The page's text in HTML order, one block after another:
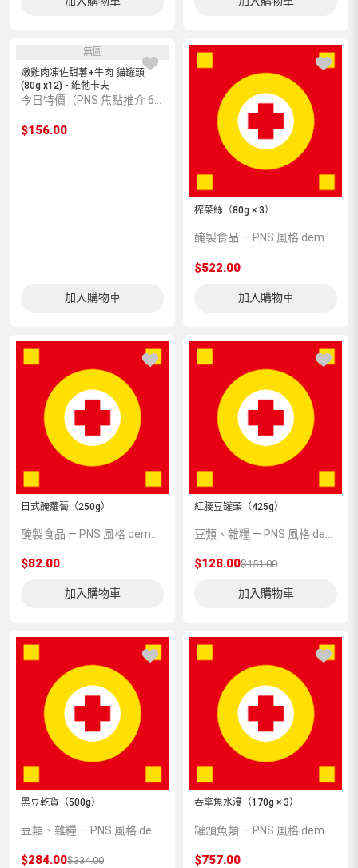
無圖
嫩雞肉凍佐甜薯+牛肉 貓罐頭
(80g x12) - 維牠卡夫
今日特價（PNS 焦點推介 6600004670）
$156.00
加入購物車
榨菜絲（80g × 3）
醃製食品 — PNS 風格 demo 占位商品，方便首頁與分類頁版位演示，上線前由業務替換為真實 SKU。
$522.00
加入購物車
日式醃蘿蔔（250g）
$82.00
加入購物車
紅腰豆罐頭（425g）
$128.00$151.00
加入購物車
黑豆乾貨（500g）
$284.00$334.00
吞拿魚水浸（170g × 3）
$757.00